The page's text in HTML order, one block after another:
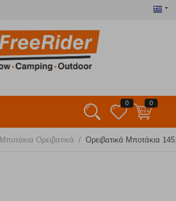
0 0
Μποτάκια Ορειβατικά / Ορειβατικά Μποτάκια